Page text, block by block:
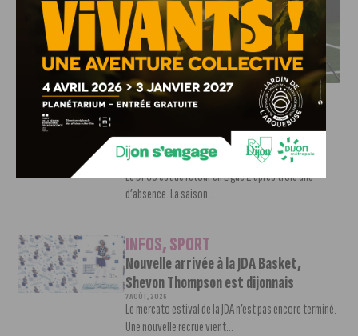
DFCO : RENCONTRE AVEC PIERRE-HENRI DEBALLON,
L’ARTISAN DE LA MONTÉE EN LIGUE 2
INFOS,SPORT
DFCO : Rencontre avec Pierre-Henri
Deballon, l’artisan de la montée en
Ligue 2
7 AOÛT, 2026
Le DFCO est de retour en Ligue 2 après trois ans
d’absence. La saison...
INFOS,SPORT
Nouvelle arrivée à la JDA Basket,
Shevon Thompson est dijonnais
7 AOÛT, 2026
Le mercato estival de la JDA n’est pas encore terminé.
Une nouvelle recrue vient...